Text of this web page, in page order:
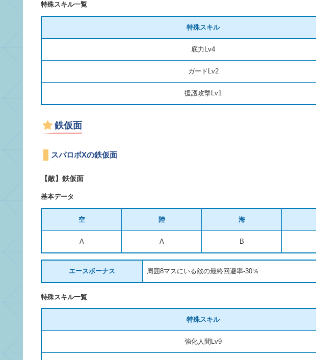
特殊スキル一覧
特殊スキル
底力Lv4
ガードLv2
援護攻撃Lv1
鉄仮面
スパロボXの鉄仮面
【敵】鉄仮面
基本データ
空 陸 海
A A B
エースボーナス 周囲8マスにいる敵の最終回避率-30％
特殊スキル一覧
特殊スキル
強化人間Lv9